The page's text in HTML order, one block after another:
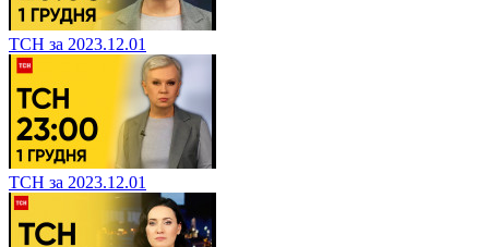
ТСН за 2023.12.01
ТСН за 2023.12.01